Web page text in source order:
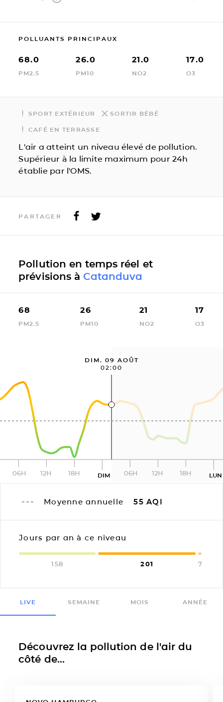
POLLUANTS PRINCIPAUX
68.0
PM2.5
26.0
PM10
21.0
NO2
17.0
O3
SPORT EXTÉRIEUR SORTIR BÉBÉ
CAFÉ EN TERRASSE
L'air a atteint un niveau élevé de pollution.
Supérieur à la limite maximum pour 24h
établie par l'OMS.
PARTAGER
Pollution en temps réel et
prévisions à Catanduva
68
PM2.5
26
PM10
21
NO2
17
O3
DIM. 09 AOÛT
02:00
06H 12H 18H DIM 06H 12H 18H LUN
Moyenne annuelle 55 AQI
Jours par an à ce niveau
158 201 7
LIVE SEMAINE MOIS ANNÉE
Découvrez la pollution de l'air du
côté de...